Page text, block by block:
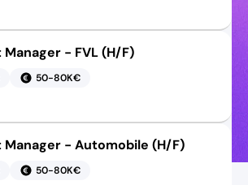
- FVL (H/F)
50-80K€
Manager - Automobile (H/F)
50-80K€